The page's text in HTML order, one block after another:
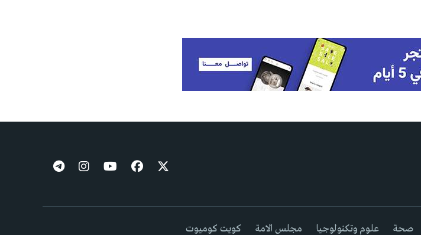
صحة علوم وتكنولوجيا مجلس الامة كويت كوميوت